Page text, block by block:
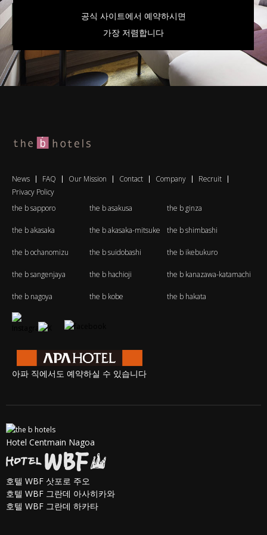
공식 사이트에서 예약하시면
가장 저렴합니다
News FAQ Our Mission Contact Company
Recruit
Privacy Policy
the b sapporo
the b asakusa the b ginza
the b akasaka the b akasaka-mitsuke the b shimbashi
the b ochanomizu the b suidobashi the b ikebukuro
the b sangenjaya the b hachioji the b kanazawa-katamachi
the b nagoya the b kobe the b hakata
아파 직에서도 예약하실 수 있습니다
Hotel Centmain Nagoa
호텔 WBF 삿포로 주오
호텔 WBF 그란데 아사히카와
호텔 WBF 그란데 하카타